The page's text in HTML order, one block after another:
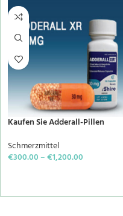
Kaufen Sie Adderall-Pillen
Schmerzmittel
€300.00–€1,200.00